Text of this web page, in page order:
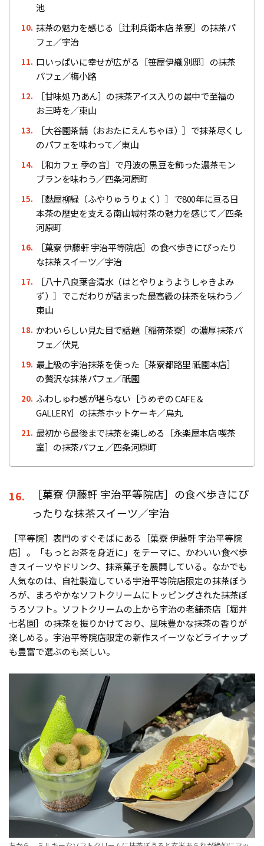
池
10. 抹茶の魅力を感じる［辻利兵衛本店 茶寮］の抹茶パ
フェ／宇治
11. 口いっぱいに幸せが広がる［笹屋伊織 別邸］の抹茶
パフェ／梅小路
12.
［甘味処 乃あん］の抹茶アイス入りの最中で至福の
お三時を／東山
13.
［大谷園茶舗（おおたにえんちゃほ）］で抹茶尽くし
のパフェを味わって／東山
14.
［和カフェ 季の音］で丹波の黒豆を飾った濃茶モン
ブランを味わう／四条河原町
15.
［麩屋柳緑（ふやりゅうりょく）］で800年に亘る日
本茶の歴史を支える南山城村茶の魅力を感じて／四条
河原町
16.
［菓寮 伊藤軒 宇治平等院店］の食べ歩きにぴったり
な抹茶スイーツ／宇治
17.
［八十八良葉舎清水（はとやりょうようしゃきよみ
ず）］でこだわりが詰まった最高級の抹茶を味わう／
東山
18. かわいらしい見た目で話題［稲荷茶寮］の濃厚抹茶パ
フェ／伏見
19. 最上級の宇治抹茶を使った［茶寮都路里 祇園本店］
の贅沢な抹茶パフェ／祇園
20. ふわしゅわ感が堪らない［うめぞの CAFE＆
GALLERY］の抹茶ホットケーキ／烏丸
21. 最初から最後まで抹茶を楽しめる［永楽屋本店 喫茶
室］の抹茶パフェ／四条河原町
16.
［菓寮 伊藤軒 宇治平等院店］の食べ歩きにぴ
ったりな抹茶スイーツ／宇治
［平等院］表門のすぐそばにある［菓寮 伊藤軒 宇治平等院
店］。「もっとお茶を身近に」をテーマに、かわいい食べ歩
きスイーツやドリンク、抹茶菓子を展開している。なかでも
人気なのは、自社製造している宇治平等院店限定の抹茶ぼう
ろが、まろやかなソフトクリームにトッピングされた抹茶ぼ
うろソフト。ソフトクリームの上から宇治の老舗茶店［堀井
七茗園］の抹茶を振りかけており、風味豊かな抹茶の香りが
楽しめる。宇治平等院店限定の新作スイーツなどライナップ
も豊富で選ぶのも楽しい。